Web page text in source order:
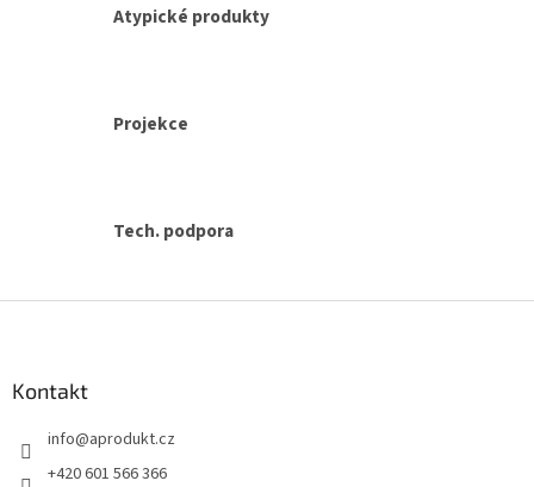
Atypické produkty
Projekce
Tech. podpora
Kontakt
info@aprodukt.cz
+420 601 566 366